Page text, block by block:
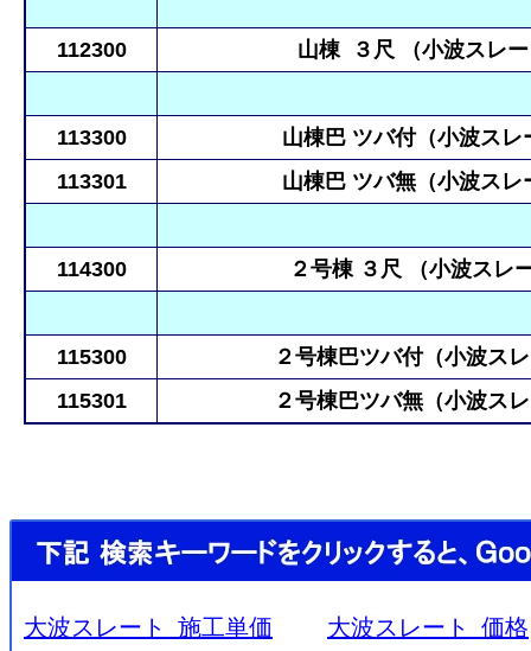
112300 山棟 ３尺 （小波スレ
113300
山棟巴 ツバ付（小波スレ
113301
山棟巴 ツバ無（小波スレ
114300 ２号棟 ３尺 （小波スレ
115300
２号棟巴ツバ付（小波ス
115301
２号棟巴ツバ無（小波ス
大波スレート 施工単価
大波スレート 価格